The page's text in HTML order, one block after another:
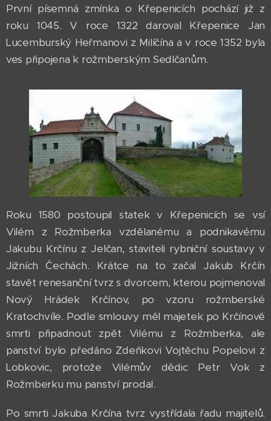
První písemná zmínka o Křepenicích pochází již z
roku 1045. V roce 1322 daroval Křepenice Jan
Lucemburský Heřmanovi z Milíčína a v roce 1352 byla
ves připojena k rožmberským Sedlčanům.
Roku 1580 postoupil statek v Křepenicích se vsí
Vilém z Rožmberka vzdělanému a podnikavému
Jakubu Krčínu z Jelčan, staviteli rybniční soustavy v
Jižních Čechách. Krátce na to začal Jakub Krčín
stavět renesanční tvrz s dvorcem, kterou pojmenoval
Nový Hrádek Krčínov, po vzoru rožmberské
Kratochvíle. Podle smlouvy měl majetek po Krčínově
smrti připadnout zpět Vilému z Rožmberka, ale
panství bylo předáno Zdeňkovi Vojtěchu Popelovi z
Lobkovic, protože Vilémův dědic Petr Vok z
Rožmberku mu panství prodal.
Po smrti Jakuba Krčína tvrz vystřídala řadu majitelů.